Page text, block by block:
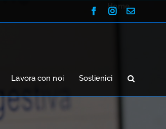
FacebookInstagram
Email
Lavora con noi Sostienici
Home